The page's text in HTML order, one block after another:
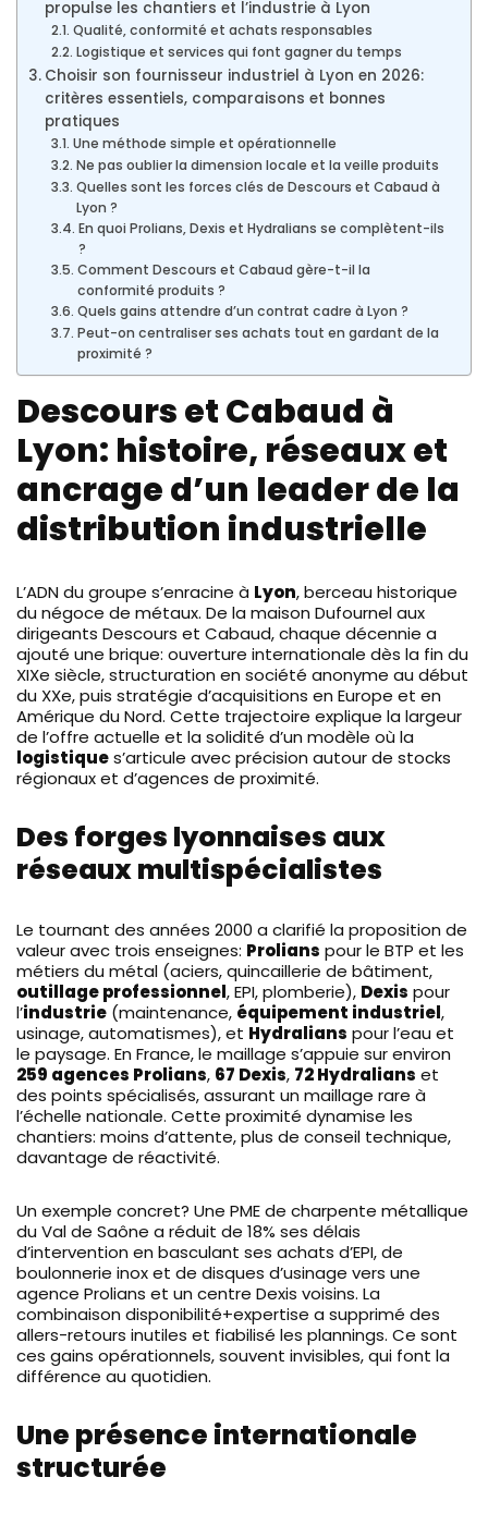
propulse les chantiers et l’industrie à Lyon
Qualité, conformité et achats responsables
Logistique et services qui font gagner du temps
Choisir son fournisseur industriel à Lyon en 2026:
critères essentiels, comparaisons et bonnes
pratiques
Une méthode simple et opérationnelle
Ne pas oublier la dimension locale et la veille produits
Quelles sont les forces clés de Descours et Cabaud à
Lyon ?
En quoi Prolians, Dexis et Hydralians se complètent-ils
?
Comment Descours et Cabaud gère-t-il la
conformité produits ?
Quels gains attendre d’un contrat cadre à Lyon ?
Peut-on centraliser ses achats tout en gardant de la
proximité ?
Descours et Cabaud à
Lyon: histoire, réseaux et
ancrage d’un leader de la
distribution industrielle
L’ADN du groupe s’enracine à Lyon, berceau historique
du négoce de métaux. De la maison Dufournel aux
dirigeants Descours et Cabaud, chaque décennie a
ajouté une brique: ouverture internationale dès la fin du
XIXe siècle, structuration en société anonyme au début
du XXe, puis stratégie d’acquisitions en Europe et en
Amérique du Nord. Cette trajectoire explique la largeur
de l’offre actuelle et la solidité d’un modèle où la
logistiques’articule avec précision autour de stocks
régionaux et d’agences de proximité.
Des forges lyonnaises aux
réseaux multispécialistes
Le tournant des années 2000 a clarifié la proposition de
valeur avec trois enseignes: Prolians pour le BTP et les
métiers du métal (aciers, quincaillerie de bâtiment,
outillage professionnel, EPI, plomberie), Dexis pour
l’industrie (maintenance, équipement industriel,
usinage, automatismes), et Hydralians pour l’eau et
le paysage. En France, le maillage s’appuie sur environ
259 agences Prolians, 67 Dexis, 72 Hydralians et
des points spécialisés, assurant un maillage rare à
l’échelle nationale. Cette proximité dynamise les
chantiers: moins d’attente, plus de conseil technique,
davantage de réactivité.
Un exemple concret? Une PME de charpente métallique
du Val de Saône a réduit de 18% ses délais
d’intervention en basculant ses achats d’EPI, de
boulonnerie inox et de disques d’usinage vers une
agence Prolians et un centre Dexis voisins. La
combinaison disponibilité+expertise a supprimé des
allers-retours inutiles et fiabilisé les plannings. Ce sont
ces gains opérationnels, souvent invisibles, qui font la
différence au quotidien.
Une présence internationale
structurée